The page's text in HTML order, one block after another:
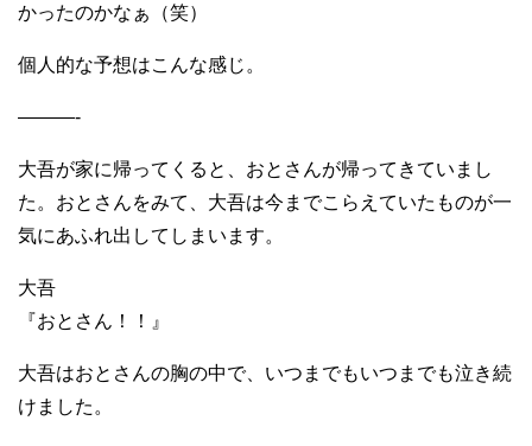
かったのかなぁ（笑）
個人的な予想はこんな感じ。
———-
大吾が家に帰ってくると、おとさんが帰ってきていまし
た。おとさんをみて、大吾は今までこらえていたものが一
気にあふれ出してしまいます。
大吾
『おとさん！！』
大吾はおとさんの胸の中で、いつまでもいつまでも泣き続
けました。